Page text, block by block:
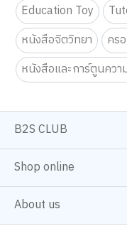
Education Toy
หนังสือจิตวิทยา
คร
หนังสือและการ์ตูนควา
B2S CLUB
Shop online
About us